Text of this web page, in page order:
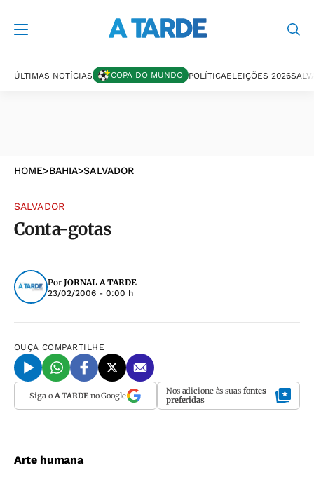
ÚLTIMAS NOTÍCIAS COPA DO MUNDO POLÍTICAELEIÇÕES 2026
HOME>BAHIA>SALVADOR
SALVADOR
Conta-gotas
Por JORNAL A TARDE
23/02/2006 - 0:00 h
OUÇA COMPARTILHE
Siga o A TARDEno Google Nos adicione às suas fontes
preferidas
Arte humana